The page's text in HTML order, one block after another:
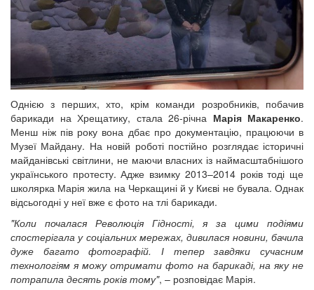
Однією з перших, хто, крім команди розробників, побачив
барикади на Хрещатику, стала 26-річна Марія Макаренко.
Менш ніж пів року вона дбає про документацію, працюючи в
Музеї Майдану. На новій роботі постійно розглядає історичні
майданівські світлини, не маючи власних із наймасштабнішого
українського протесту. Адже взимку 2013–2014 років тоді ще
школярка Марія жила на Черкащині й у Києві не бувала. Однак
відсьогодні у неї вже є фото на тлі барикади.
"Коли почалася Революція Гідності, я за цими подіями
спостерігала у соціальних мережах, дивилася новини, бачила
дуже багато фотографій. І тепер завдяки сучасним
технологіям я можу отримати фото на барикаді, на яку не
потрапила десять років тому", – розповідає Марія.